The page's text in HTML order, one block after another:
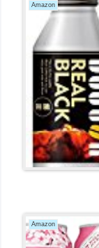
Amazon
Amazon